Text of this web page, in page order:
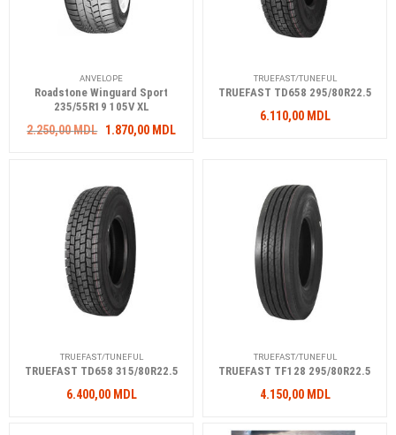
ANVELOPE
Roadstone Winguard Sport
235/55R19 105V XL
2.250,00MDL
Prețul
1.870,00 MDL
TRUEFAST/TUNEFUL
TRUEFAST TD658 295/80R22.5
6.110,00 MDL
TRUEFAST/TUNEFUL
TRUEFAST TD658 315/80R22.5
6.400,00 MDL
TRUEFAST/TUNEFUL
TRUEFAST TF128 295/80R22.5
4.150,00 MDL